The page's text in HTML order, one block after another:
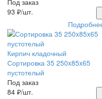
Под заказ
93 ₽/шт.
Кирпич кладочный
Сортировка 35 250x85x65
пустотелый
Под заказ
84 ₽/шт.